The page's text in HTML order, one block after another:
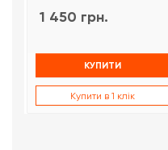
1 450 грн.
КУПИТИ
Купити в 1 клік